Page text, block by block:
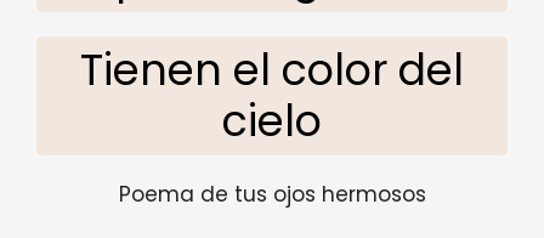
Tienen el color del
cielo
Poema de tus ojos hermosos